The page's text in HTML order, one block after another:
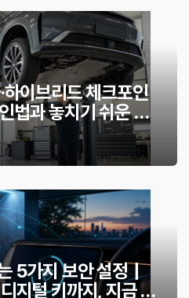
하이브리드 체크포인
법과 놓치기 쉬운 위
5가지 보안 설정｜
지털 키까지, 지금 확